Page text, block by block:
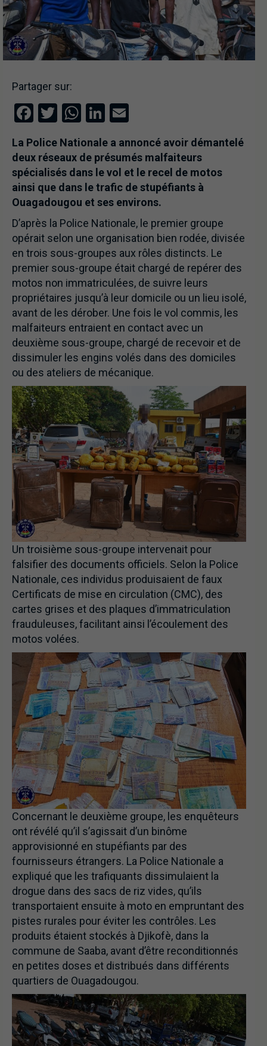
Partager sur:
Facebook
Twitter
WhatsApp
LinkedIn
La Police Nationale a annoncé avoir démantelé
deux réseaux de présumés malfaiteurs
spécialisés dans le vol et le recel de motos
ainsi que dans le trafic de stupéfiants à
Ouagadougou et ses environs.
D’après la Police Nationale, le premier groupe
opérait selon une organisation bien rodée, divisée
en trois sous-groupes aux rôles distincts. Le
premier sous-groupe était chargé de repérer des
motos non immatriculées, de suivre leurs
propriétaires jusqu’à leur domicile ou un lieu isolé,
avant de les dérober. Une fois le vol commis, les
malfaiteurs entraient en contact avec un
deuxième sous-groupe, chargé de recevoir et de
dissimuler les engins volés dans des domiciles
ou des ateliers de mécanique.
Un troisième sous-groupe intervenait pour
falsifier des documents officiels. Selon la Police
Nationale, ces individus produisaient de faux
Certificats de mise en circulation (CMC), des
cartes grises et des plaques d’immatriculation
frauduleuses, facilitant ainsi l’écoulement des
motos volées.
Concernant le deuxième groupe, les enquêteurs
ont révélé qu’il s’agissait d’un binôme
approvisionné en stupéfiants par des
fournisseurs étrangers. La Police Nationale a
expliqué que les trafiquants dissimulaient la
drogue dans des sacs de riz vides, qu’ils
transportaient ensuite à moto en empruntant des
pistes rurales pour éviter les contrôles. Les
produits étaient stockés à Djikofè, dans la
commune de Saaba, avant d’être reconditionnés
en petites doses et distribués dans différents
quartiers de Ouagadougou.